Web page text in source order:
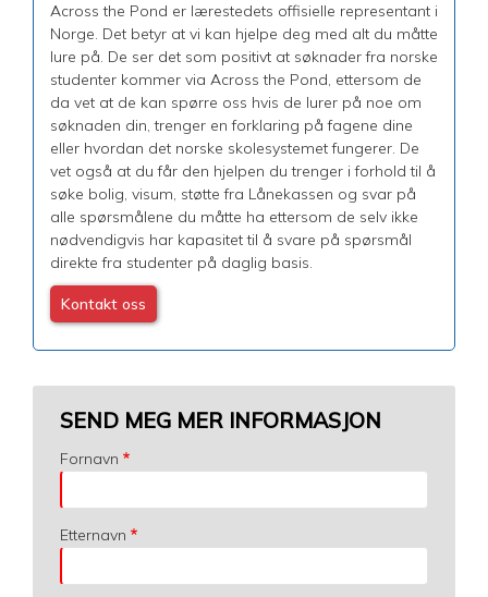
Across the Pond er lærestedets offisielle representant i
Norge. Det betyr at vi kan hjelpe deg med alt du måtte
lure på. De ser det som positivt at søknader fra norske
studenter kommer via Across the Pond, ettersom de
da vet at de kan spørre oss hvis de lurer på noe om
søknaden din, trenger en forklaring på fagene dine
eller hvordan det norske skolesystemet fungerer. De
vet også at du får den hjelpen du trenger i forhold til å
søke bolig, visum, støtte fra Lånekassen og svar på
alle spørsmålene du måtte ha ettersom de selv ikke
nødvendigvis har kapasitet til å svare på spørsmål
direkte fra studenter på daglig basis.
Kontakt oss
SEND MEG MER INFORMASJON
Fornavn
Etternavn